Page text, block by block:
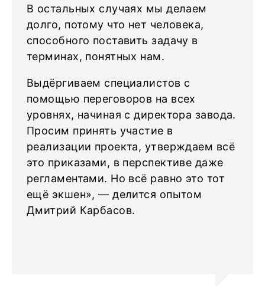
В остальных случаях мы делаем
долго, потому что нет человека,
способного поставить задачу в
терминах, понятных нам.
Выдёргиваем специалистов с
помощью переговоров на всех
уровнях, начиная с директора завода.
Просим принять участие в
реализации проекта, утверждаем всё
это приказами, в перспективе даже
регламентами. Но всё равно это тот
ещё экшен», — делится опытом
Дмитрий Карбасов.